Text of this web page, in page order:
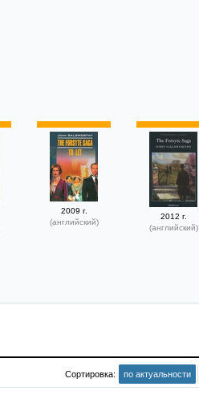
2009 г.
(английский)
2012 г.
(английский)
Сортировка: по актуальности